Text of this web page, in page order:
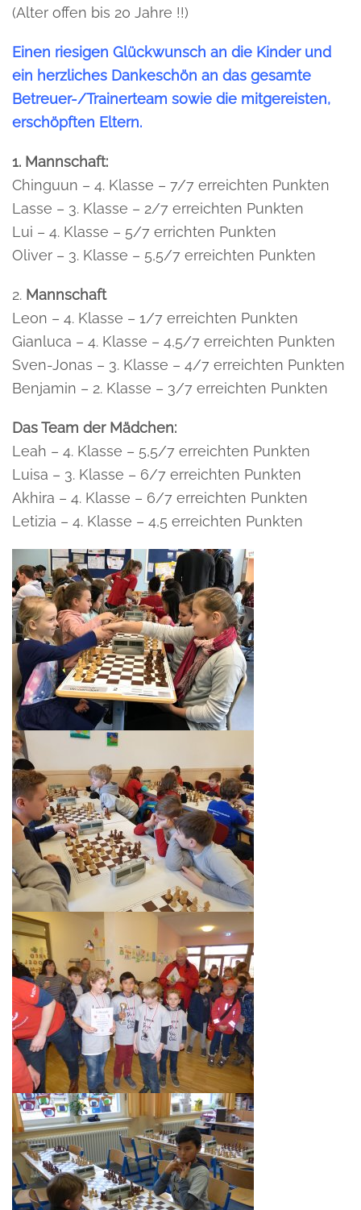
(Alter offen bis 20 Jahre !!)
Einen riesigen Glückwunsch an die Kinder und
ein herzliches Dankeschön an das gesamte
Betreuer-/Trainerteam sowie die mitgereisten,
erschöpften Eltern.
1. Mannschaft:
Chinguun – 4. Klasse – 7/7 erreichten Punkten
Lasse – 3. Klasse – 2/7 erreichten Punkten
Lui – 4. Klasse – 5/7 errichten Punkten
Oliver – 3. Klasse – 5,5/7 erreichten Punkten
2. Mannschaft
Leon – 4. Klasse – 1/7 erreichten Punkten
Gianluca – 4. Klasse – 4,5/7 erreichten Punkten
Sven-Jonas – 3. Klasse – 4/7 erreichten Punkten
Benjamin – 2. Klasse – 3/7 erreichten Punkten
Das Team der Mädchen:
Leah – 4. Klasse – 5,5/7 erreichten Punkten
Luisa – 3. Klasse – 6/7 erreichten Punkten
Akhira – 4. Klasse – 6/7 erreichten Punkten
Letizia – 4. Klasse – 4,5 erreichten Punkten